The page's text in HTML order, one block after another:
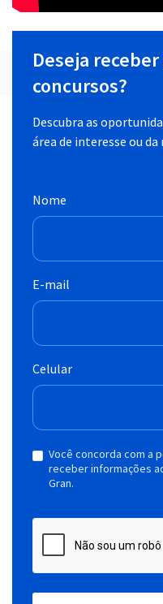
Deseja
concursos?
Descubra as
área de interesse ou
Nome
E-mail
Celular
Você concorda com a
receber informações
Gran.